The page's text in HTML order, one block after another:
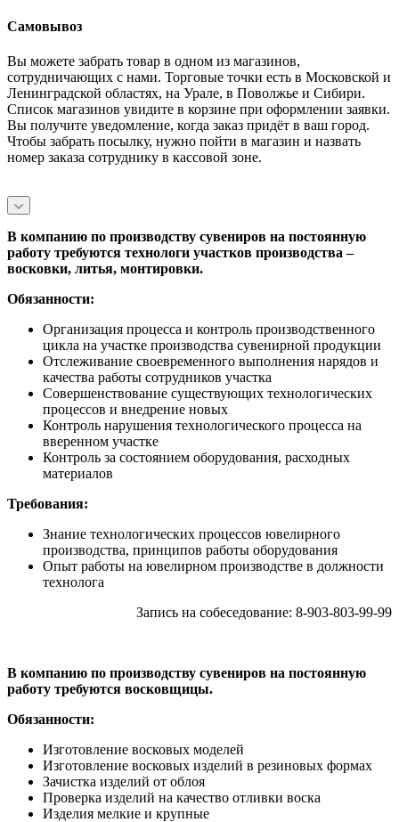
Самовывоз
Вы можете забрать товар в одном из магазинов,
сотрудничающих с нами. Торговые точки есть в Московской и
Ленинградской областях, на Урале, в Поволжье и Сибири.
Список магазинов увидите в корзине при оформлении заявки.
Вы получите уведомление, когда заказ придёт в ваш город.
Чтобы забрать посылку, нужно пойти в магазин и назвать
номер заказа сотруднику в кассовой зоне.
В компанию по производству сувениров на постоянную
работу требуются технологи участков производства –
восковки, литья, монтировки.
Обязанности:
Организация процесса и контроль производственного
цикла на участке производства сувенирной продукции
Отслеживание своевременного выполнения нарядов и
качества работы сотрудников участка
Совершенствование существующих технологических
процессов и внедрение новых
Контроль нарушения технологического процесса на
вверенном участке
Контроль за состоянием оборудования, расходных
материалов
Требования:
Знание технологических процессов ювелирного
производства, принципов работы оборудования
Опыт работы на ювелирном производстве в должности
технолога
Запись на собеседование: 8-903-803-99-99
В компанию по производству сувениров на постоянную
работу требуются восковщицы.
Обязанности:
Изготовление восковых моделей
Изготовление восковых изделий в резиновых формах
Зачистка изделий от облоя
Проверка изделий на качество отливки воска
Изделия мелкие и крупные